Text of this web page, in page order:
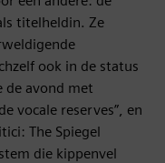
titelheldin. Ze
ook in de status
de avond met
vocale reserves”, en
The Spiegel
die kippenvel